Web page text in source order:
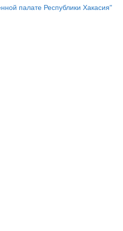
палате Республики Хакасия"